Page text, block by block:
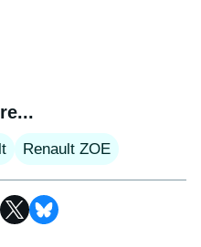
Renault ZOE